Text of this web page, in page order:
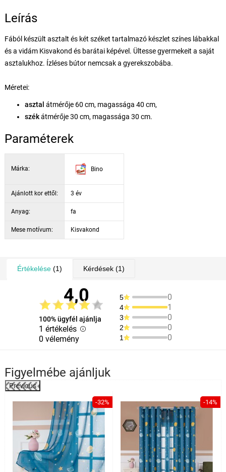
Leírás
Fából készült asztalt és két széket tartalmazó készlet színes lábakkal
és a vidám Kisvakond és barátai képével. Ültesse gyermekeit a saját
asztalukhoz. Ízléses bútor nemcsak a gyerekszobába.
Méretei:
asztal átmérője 60 cm, magassága 40 cm,
székátmérője 30 cm, magassága 30 cm.
Paraméterek
Márka: Bino
Ajánlott kor ettől: 3 év
Anyag: fa
Mese motívum: Kisvakond
Értékelése(1) Kérdések(1)
4,0
100% ügyfél ajánlja
1 értékelés
0 vélemény
5 0
4 1
3 0
2 0
1 0
Figyelmébe ajánljuk
Previous
-32% -14%